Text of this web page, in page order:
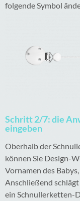
folgende Symbol
Schritt 2/7: die
eingeben
Oberhalb der
können Sie Design-
Vornamen des
Anschließend
ein Schnullerketten-